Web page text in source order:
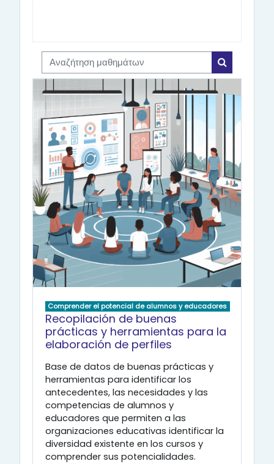
Αναζήτηση μαθημάτων
Αναζήτηση
Comprender el potencial de alumnos y educadores
Recopilación de buenas
prácticas y herramientas para la
elaboración de perfiles
Base de datos de buenas prácticas y
herramientas para identificar los
antecedentes, las necesidades y las
competencias de alumnos y
educadores que permiten a las
organizaciones educativas identificar la
diversidad existente en los cursos y
comprender sus potencialidades.